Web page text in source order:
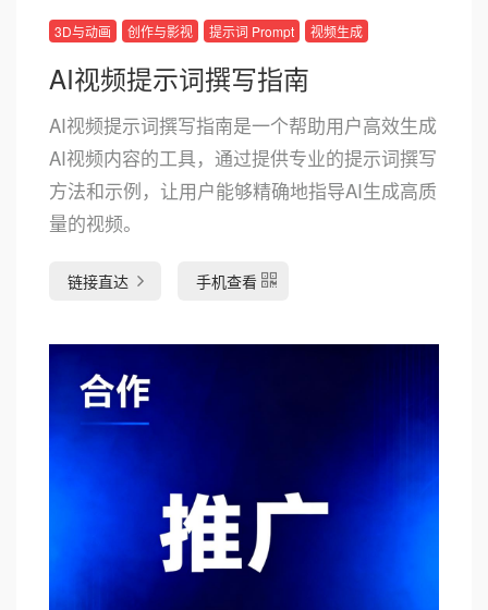
3D与动画 创作与影视 提示词 Prompt 视频生成
AI视频提示词撰写指南
AI视频提示词撰写指南是一个帮助用户高效生成
AI视频内容的工具，通过提供专业的提示词撰写
方法和示例，让用户能够精确地指导AI生成高质
量的视频。
链接直达 手机查看